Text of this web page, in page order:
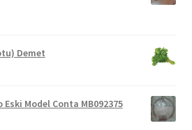
Demet
Model Conta MB092375